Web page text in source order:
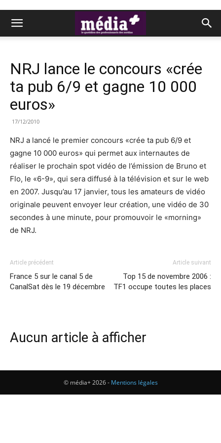
NRJ lance le concours «crée
ta pub 6/9 et gagne 10 000
euros»
17/12/2010
NRJ a lancé le premier concours «crée ta pub 6/9 et
gagne 10 000 euros» qui permet aux internautes de
réaliser le prochain spot vidéo de l’émission de Bruno et
Flo, le «6-9», qui sera diffusé à la télévision et sur le web
en 2007. Jusqu’au 17 janvier, tous les amateurs de vidéo
originale peuvent envoyer leur création, une vidéo de 30
secondes à une minute, pour promouvoir le «morning»
de NRJ.
Article précédent
France 5 sur le canal 5 de
CanalSat dès le 19 décembre
Article suivant
Top 15 de novembre 2006 :
TF1 occupe toutes les places
Aucun article à afficher
© média+ 2026 - Mentions légales